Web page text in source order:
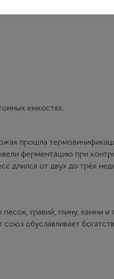
емкостях.
прошла
ферментацию при
от двух до трёх
гравий, глину, камни и
обуславливает
Пароль
Я согласен с условиями